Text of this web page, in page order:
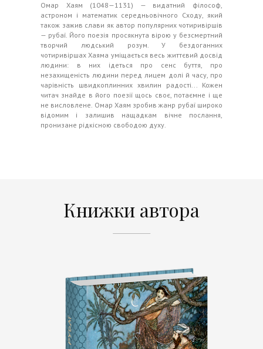
Омар Хаям (1048—1131) — видатний філософ,
астроном і математик середньовічного Сходу, який
також зажив слави як автор популярних чотиривіршів
— рубаї. Його поезія просякнута вірою у безсмертний
творчий людський розум. У бездоганних
чотиривіршах Хаяма уміщається весь життєвий досвід
людини: в них ідеться про сенс буття, про
незахищеність людини перед лицем долі й часу, про
чарівність швидкоплинних хвилин радості... Кожен
читач знайде в його поезії щось своє, потаємне і ще
не висловлене. Омар Хаям зробив жанр рубаї широко
відомим і залишив нащадкам вічне послання,
пронизане рідкісною свободою духу.
Книжки автора